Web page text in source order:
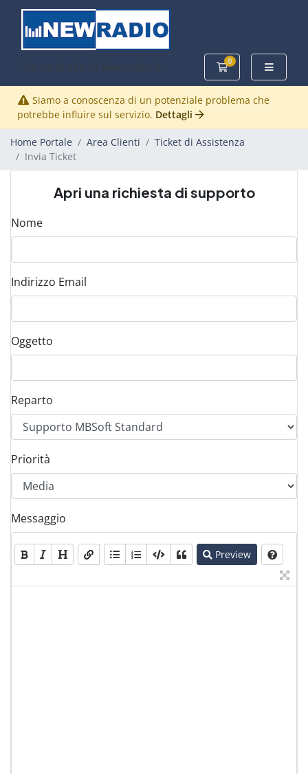
Torna al sito di Newradio.it 0
Carrello
Siamo a conoscenza di un potenziale problema che
potrebbe influire sul servizio. Dettagli
Home Portale Area Clienti
Ticket di Assistenza
Invia Ticket
Apri una richiesta di supporto
Nome
Indirizzo Email
Oggetto
Reparto
Priorità
Messaggio
Preview